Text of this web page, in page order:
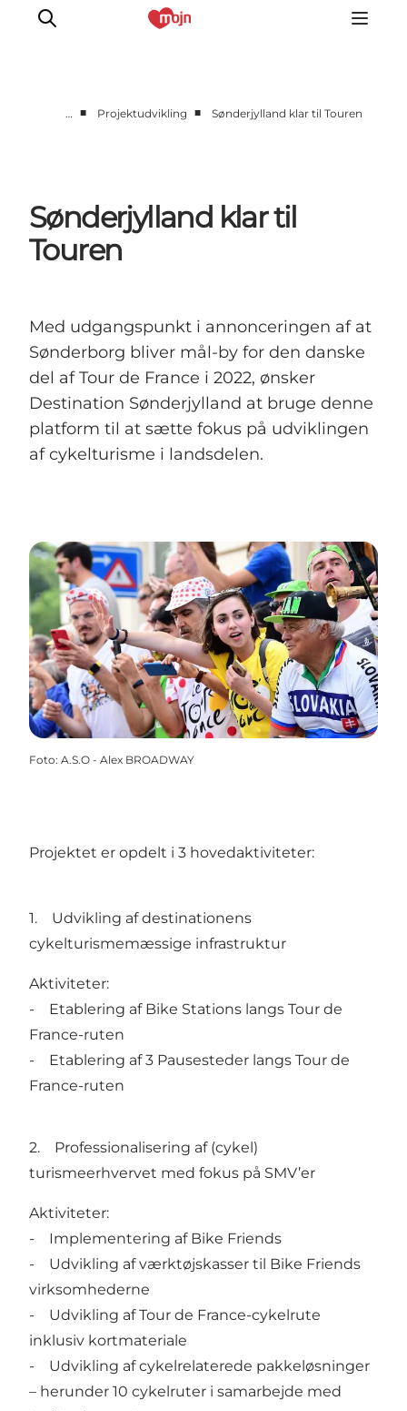
Projektudvikling
Analyse
Presse
… ■ Projektudvikling ■ Sønderjylland klar til Touren
Sønderjylland klar til
Touren
Med udgangspunkt i annonceringen af at
Sønderborg bliver mål-by for den danske
del af Tour de France i 2022, ønsker
Destination Sønderjylland at bruge denne
platform til at sætte fokus på udviklingen
af cykelturisme i landsdelen.
Foto: A.S.O - Alex BROADWAY
Projektet er opdelt i 3 hovedaktiviteter:
1. Udvikling af destinationens
cykelturismemæssige infrastruktur
Aktiviteter:
- Etablering af Bike Stations langs Tour de
France-ruten
- Etablering af 3 Pausesteder langs Tour de
France-ruten
2. Professionalisering af (cykel)
turismeerhvervet med fokus på SMV’er
Aktiviteter:
- Implementering af Bike Friends
- Udvikling af værktøjskasser til Bike Friends
virksomhederne
- Udvikling af Tour de France-cykelrute
inklusiv kortmateriale
- Udvikling af cykelrelaterede pakkeløsninger
– herunder 10 cykelruter i samarbejde med